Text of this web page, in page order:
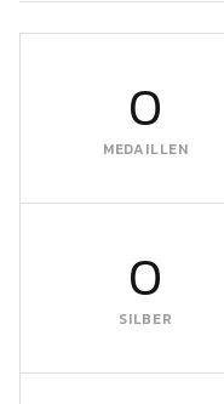
0
MEDAILLEN
0
SILBER